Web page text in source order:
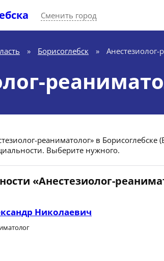
Сменить город
» Борисоглебск » Анестезиолог-
реаниматолог» в Борисоглебске
Выберите нужного.
«Анестезиолог-
Николаевич